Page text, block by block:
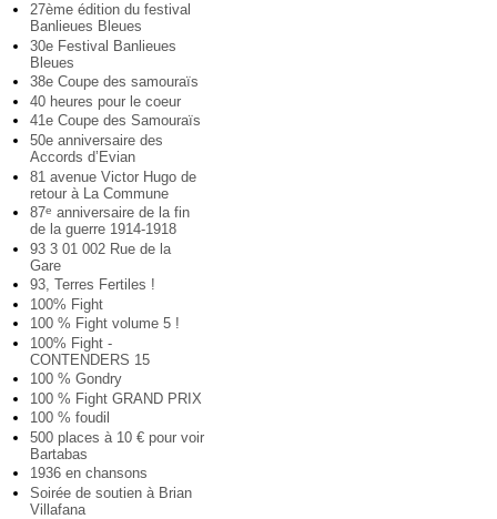
27ème édition du festival
Banlieues Bleues
30e Festival Banlieues
Bleues
38e Coupe des samouraïs
40 heures pour le coeur
41e Coupe des Samouraïs
50e anniversaire des
Accords d’Evian
81 avenue Victor Hugo de
retour à La Commune
87e anniversaire de la fin
de la guerre 1914-1918
93 3 01 002 Rue de la
Gare
93, Terres Fertiles !
100% Fight
100 % Fight volume 5 !
100% Fight -
CONTENDERS 15
100 % Gondry
100 % Fight GRAND PRIX
100 % foudil
500 places à 10 € pour voir
Bartabas
1936 en chansons
Soirée de soutien à Brian
Villafana